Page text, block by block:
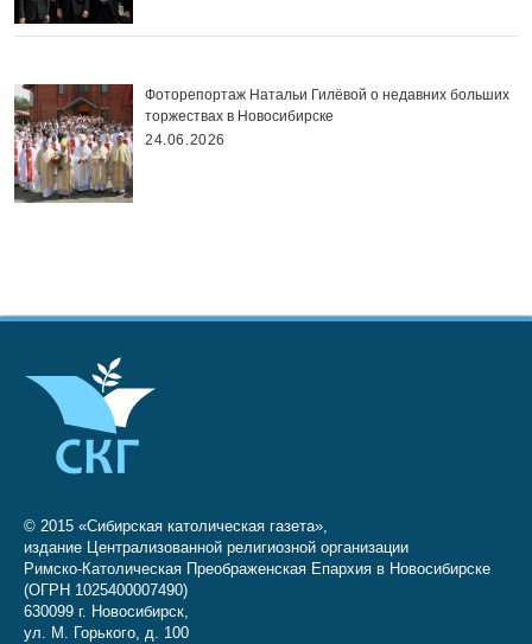
Фоторепортаж Натальи Гилёвой о недавних больших
торжествах в Новосибирске
24.06.2026
© 2015 «Сибирская католическая газета»,
издание Централизованной религиозной организации
Римско-Католическая Преображенская Епархия в Новосибирске
(ОГРН 1025400007490)
630099 г. Новосибирск,
ул. М. Горького, д. 100